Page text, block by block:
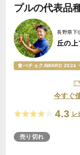
プルの代表品
長野県下
丘の
食べチョクAWARD 2024
今すぐ
4.3 レ
売り切れ